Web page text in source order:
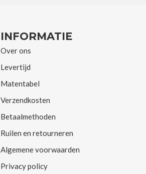
INFORMATIE
Over ons
Levertijd
Matentabel
Verzendkosten
Betaalmethoden
Ruilen en retourneren
Algemene voorwaarden
Privacy policy